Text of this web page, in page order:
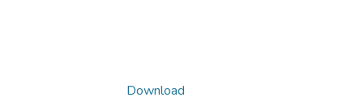
Download